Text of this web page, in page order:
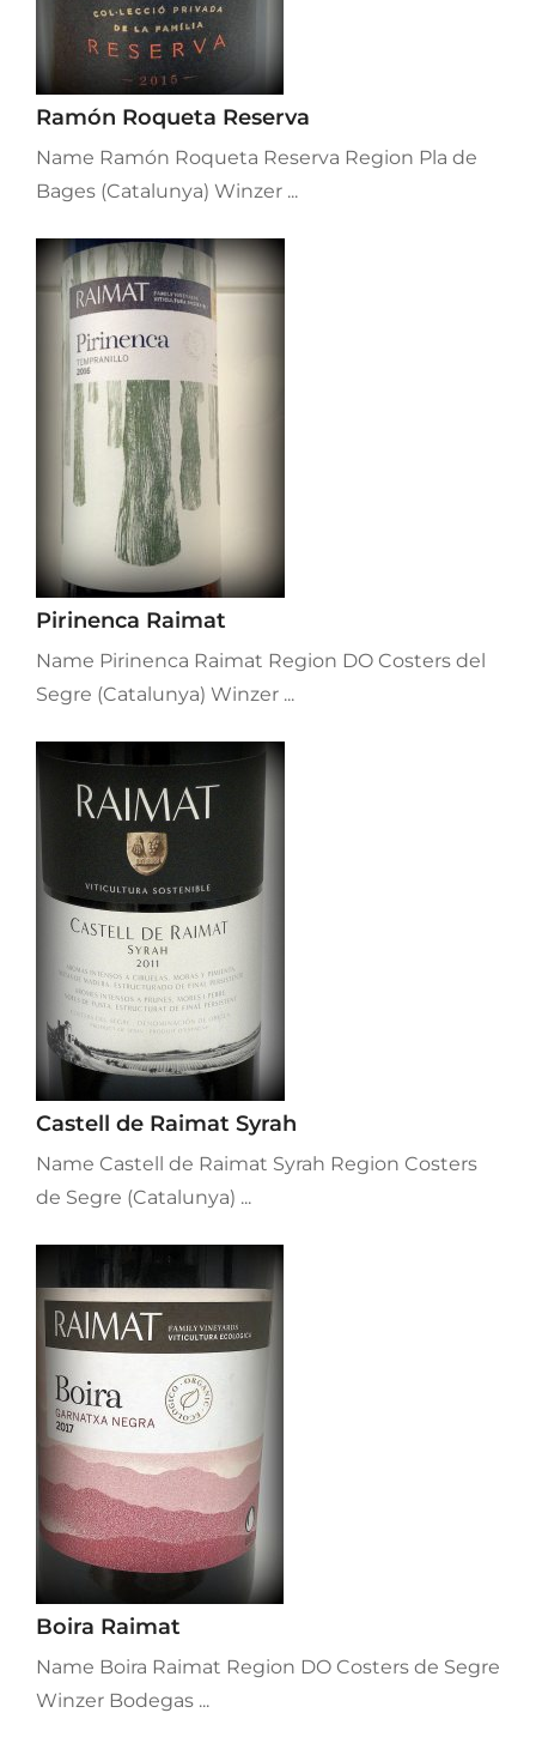
Ramón Roqueta Reserva
Name Ramón Roqueta Reserva Region Pla de
Bages (Catalunya) Winzer ...
Pirinenca Raimat
Name Pirinenca Raimat Region DO Costers del
Segre (Catalunya) Winzer ...
Castell de Raimat Syrah
Name Castell de Raimat Syrah Region Costers
de Segre (Catalunya) ...
Boira Raimat
Name Boira Raimat Region DO Costers de Segre
Winzer Bodegas ...